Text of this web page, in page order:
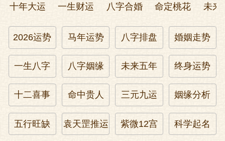
宣宗瞪眼睛说谎不打草稿,道:没有,不仅和睦
得很,而且情如姐妹,这几天皇后有病,孙贵妃
还时时过去探望。
于是缺德的杨士奇就建议道:那不妨趁皇后
病重的机会劝她暂时休养生息,把皇后让给
孙贵妃得了。
宣宗大喜,就用了杨士奇的花样,把皇后撵走
十年大运 一生财运 八字合婚 命定桃花 未来
2026运势 马年运势 八字排盘 婚姻走势
一生八字 八字姻缘 未来五年 终身运势
十二喜事 命中贵人 三元九运 姻缘分析
五行旺缺 袁天罡推运 紫微12宫 科学起名